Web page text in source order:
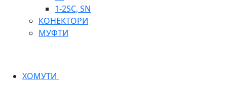
1-2SC, SN
КОНЕКТОРИ
МУФТИ
ХОМУТИ